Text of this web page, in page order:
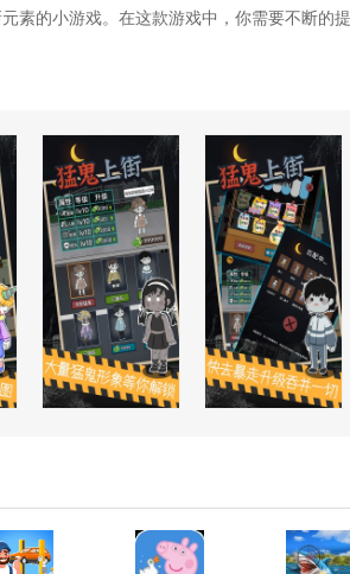
素的小游戏。在这款游戏中，你需要不断的